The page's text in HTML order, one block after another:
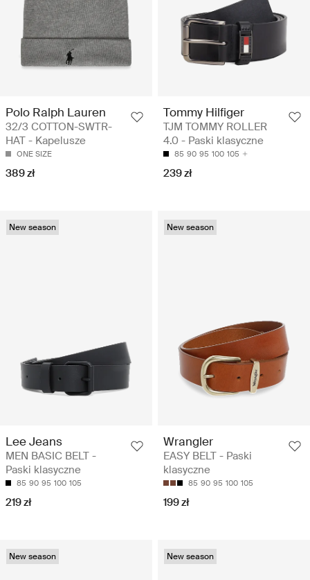
Polo Ralph Lauren
32/3 COTTON-SWTR-
HAT - Kapelusze
ONE SIZE
389 zł
Tommy Hilfiger
TJM TOMMY ROLLER
4.0 - Paski klasyczne
85 90 95 100 105
239 zł
New season
Lee Jeans
MEN BASIC BELT -
Paski klasyczne
85 90 95 100 105
219 zł
New season
Wrangler
EASY BELT - Paski
klasyczne
85 90 95 100 105
199 zł
New season New season